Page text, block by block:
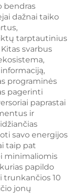
bendras
dažnai taiko
tarptautinius
svarbus
programinės
pagerinti
paprastai
ir
savo energijos
taip pat
minimaliomis
papildo
trunkančios 10
jonų